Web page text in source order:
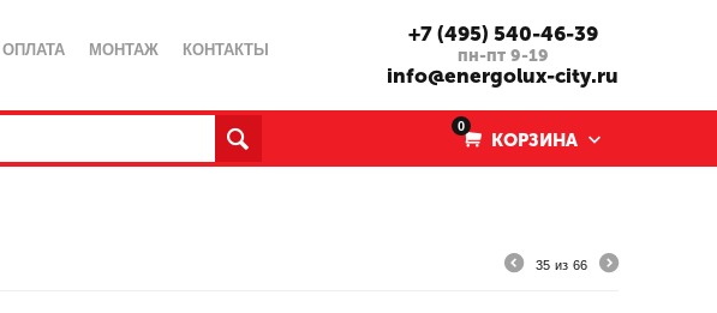
МОНТАЖ КОНТАКТЫ
+7 (495) 540-46-39
пн-пт 9-19
info@energolux-city.ru
0
КОРЗИНА
35 из 66